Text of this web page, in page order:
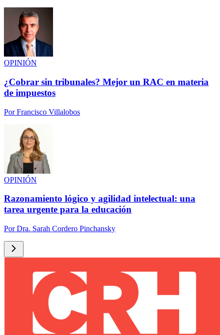
OPINIÓN
¿Cobrar sin tribunales? Mejor un RAC en materia
de impuestos
PorFrancisco Villalobos
OPINIÓN
Razonamiento lógico y agilidad intelectual: una
tarea urgente para la educación
PorDra. Sarah Cordero Pinchansky